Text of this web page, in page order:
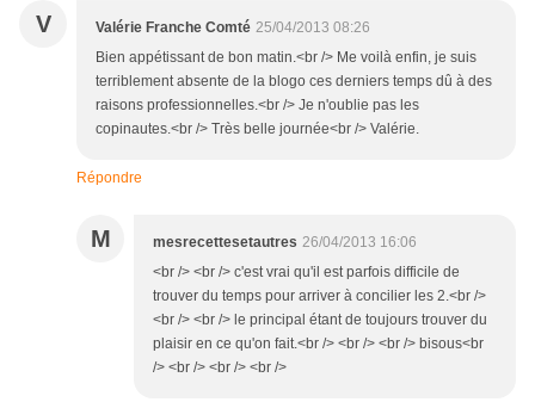
V Valérie Franche Comté 25/04/2013 08:26
Bien appétissant de bon matin.<br /> Me voilà enfin, je suis
terriblement absente de la blogo ces derniers temps dû à des
raisons professionnelles.<br /> Je n'oublie pas les
copinautes.<br /> Très belle journée<br /> Valérie.
Répondre
M mesrecettesetautres 26/04/2013 16:06
<br /> <br /> c'est vrai qu'il est parfois difficile de
trouver du temps pour arriver à concilier les 2.<br />
<br /> <br /> le principal étant de toujours trouver du
plaisir en ce qu'on fait.<br /> <br /> <br /> bisous<br
/> <br /> <br /> <br />